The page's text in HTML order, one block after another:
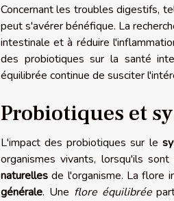
Concernant les troubles digestifs,
peut s'avérer bénéfique. La
intestinale et à réduire
des probiotiques sur la santé
équilibrée continue de susciter
Probiotiques et
L'impact des probiotiques sur le
organismes vivants, lorsqu'ils
naturelles de l'organisme. La flore
générale. Une flore équilibrée